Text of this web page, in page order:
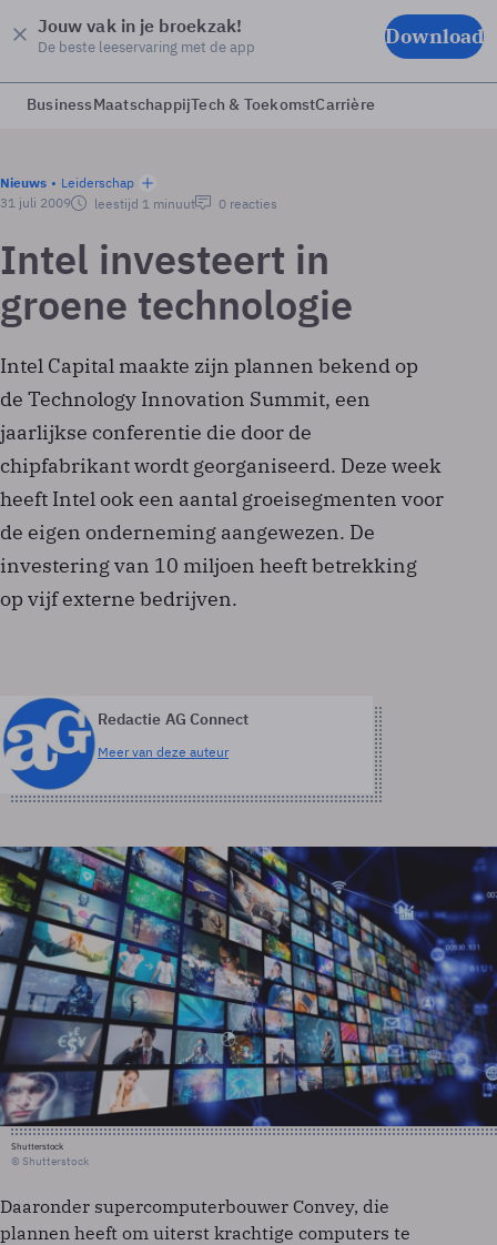
Jouw vak in je broekzak!
De beste leeservaring met de app Download
BusinessMaatschappijTech & ToekomstCarrière
Nieuws
Leiderschap
31 juli 2009
leestijd 1 minuut 0 reacties
Intel investeert in
groene technologie
Intel Capital maakte zijn plannen bekend op
de Technology Innovation Summit, een
jaarlijkse conferentie die door de
chipfabrikant wordt georganiseerd. Deze week
heeft Intel ook een aantal groeisegmenten voor
de eigen onderneming aangewezen. De
investering van 10 miljoen heeft betrekking
op vijf externe bedrijven.
Redactie AG Connect
Meer van deze auteur
Shutterstock
© Shutterstock
Daaronder supercomputerbouwer Convey, die
plannen heeft om uiterst krachtige computers te